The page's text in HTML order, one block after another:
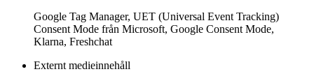
Google Tag Manager, UET (Universal Event Tracking)
Consent Mode från Microsoft, Google Consent Mode,
Klarna, Freshchat
Externt medieinnehåll